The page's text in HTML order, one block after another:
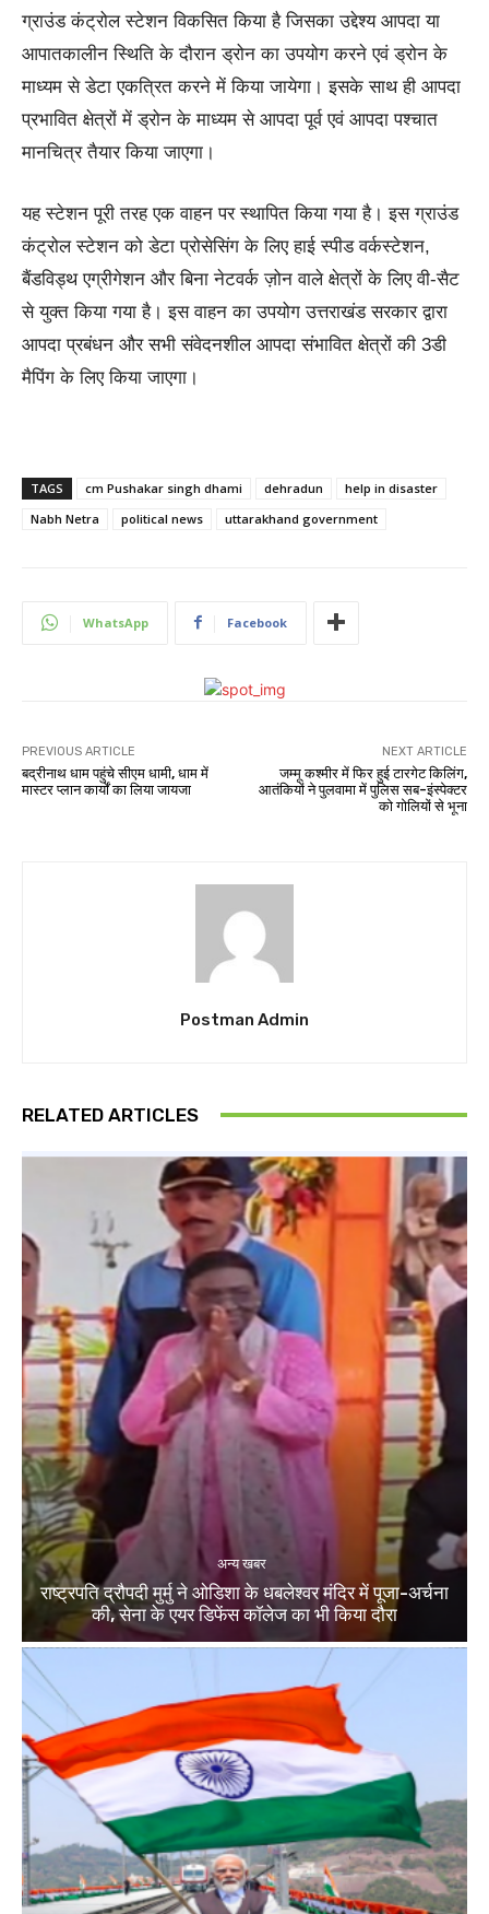
ग्राउंड कंट्रोल स्टेशन विकसित किया है जिसका उद्देश्य आपदा या
आपातकालीन स्थिति के दौरान ड्रोन का उपयोग करने एवं ड्रोन के
माध्यम से डेटा एकत्रित करने में किया जायेगा। इसके साथ ही आपदा
प्रभावित क्षेत्रों में ड्रोन के माध्यम से आपदा पूर्व एवं आपदा पश्चात
मानचित्र तैयार किया जाएगा।
यह स्टेशन पूरी तरह एक वाहन पर स्थापित किया गया है। इस ग्राउंड
कंट्रोल स्टेशन को डेटा प्रोसेसिंग के लिए हाई स्पीड वर्कस्टेशन,
बैंडविड्थ एग्रीगेशन और बिना नेटवर्क ज़ोन वाले क्षेत्रों के लिए वी-सैट
से युक्त किया गया है। इस वाहन का उपयोग उत्तराखंड सरकार द्वारा
आपदा प्रबंधन और सभी संवेदनशील आपदा संभावित क्षेत्रों की 3डी
मैपिंग के लिए किया जाएगा।
TAGS cm Pushakar singh dhami dehradun
help in disaster
Nabh Netra
political news uttarakhand government
WhatsApp Facebook
PREVIOUS ARTICLE
बद्रीनाथ धाम पहुंचे सीएम धामी, धाम में
मास्टर प्लान कार्यों का लिया जायजा
NEXT ARTICLE
जम्मू कश्मीर में फिर हुई टारगेट किलिंग,
आतंकियों ने पुलवामा में पुलिस सब-इंस्पेक्टर
को गोलियों से भूना
Postman Admin
RELATED ARTICLES
अन्य खबर
राष्ट्रपति द्रौपदी मुर्मु ने ओडिशा के धबलेश्वर मंदिर में पूजा-अर्चना
की, सेना के एयर डिफेंस कॉलेज का भी किया दौरा